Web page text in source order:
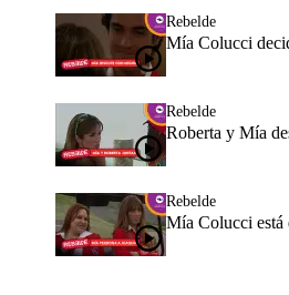
Rebelde
Mía Colucci
Rebelde
Roberta y Mía
Rebelde
Mía Colucci está